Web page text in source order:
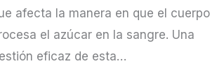
afecta la manera en que el cuerpo
el azúcar en la sangre. Una
eficaz de esta…